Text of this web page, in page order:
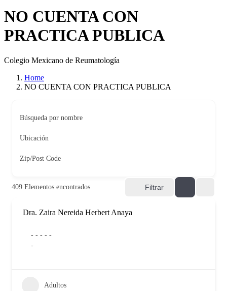
NO CUENTA CON
PRACTICA PUBLICA
Colegio Mexicano de Reumatología
Home
NO CUENTA CON PRACTICA PUBLICA
Búsqueda por nombre
Ubicación
Zip/Post Code
409 Elementos encontrados Filtrar
Dra. Zaira Nereida Herbert Anaya
- - - - -
-
Adultos